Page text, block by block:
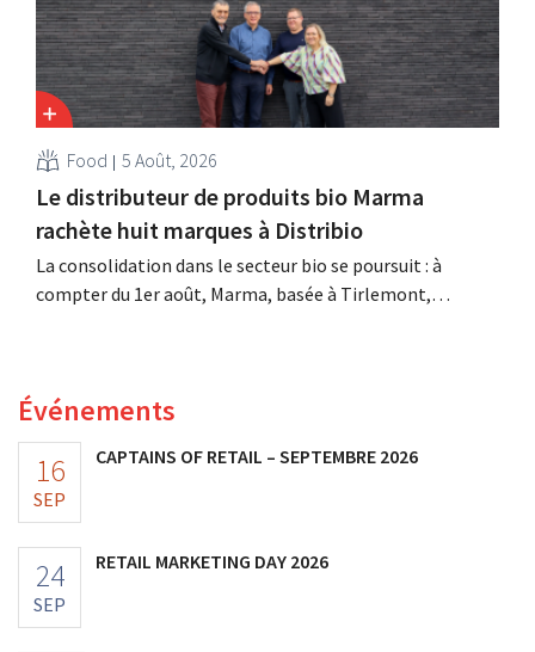
Food 5 Août, 2026
Le distributeur de produits bio Marma
rachète huit marques à Distribio
La consolidation dans le secteur bio se poursuit : à
compter du 1er août, Marma, basée à Tirlemont,
Événements
16
SEP
CAPTAINS OF RETAIL – SEPTEMBRE 2026
24
SEP
RETAIL MARKETING DAY 2026